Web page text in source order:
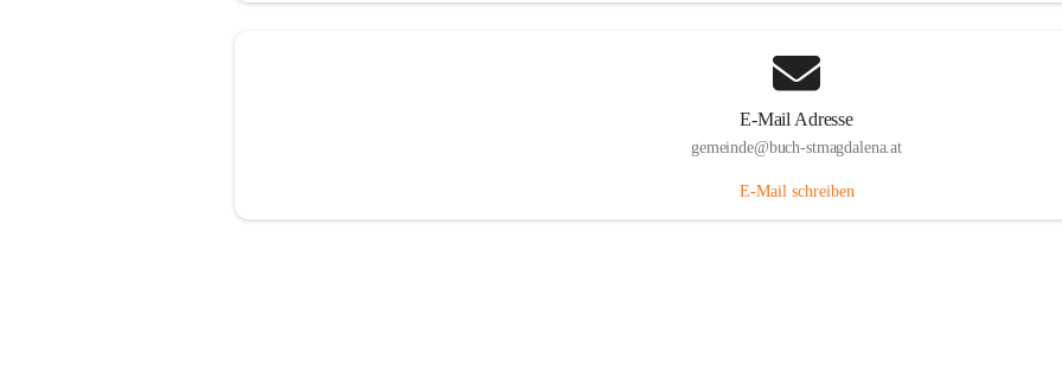
E-Mail Adresse
gemeinde@buch-stmagdalena.at
E-Mail schreiben